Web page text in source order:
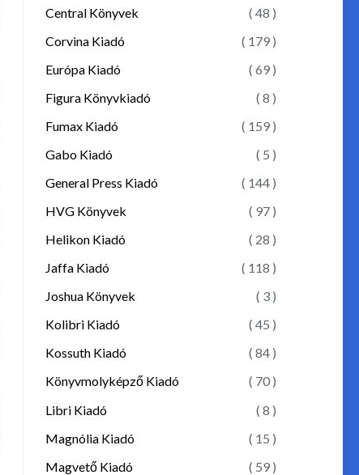
Central Könyvek
( 48 )
Corvina Kiadó
( 179 )
Európa Kiadó
( 69 )
Figura Könyvkiadó
( 8 )
Fumax Kiadó
( 159 )
Gabo Kiadó
( 5 )
General Press Kiadó
( 144 )
HVG Könyvek
( 97 )
Helikon Kiadó
( 28 )
Jaffa Kiadó
( 118 )
Joshua Könyvek
( 3 )
Kolibri Kiadó
( 45 )
Kossuth Kiadó
( 84 )
Könyvmolyképző Kiadó
( 70 )
Libri Kiadó
( 8 )
Magnólia Kiadó
( 15 )
Magvető Kiadó
( 59 )